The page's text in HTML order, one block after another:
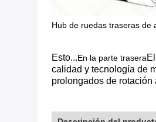
Hub de ruedas traseras de
Esto...En la parte trasera
calidad y tecnología de
prolongados de rotación